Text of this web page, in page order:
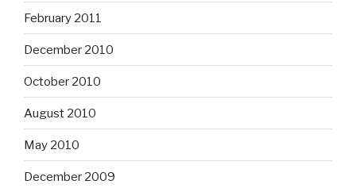
February 2011
December 2010
October 2010
August 2010
May 2010
December 2009